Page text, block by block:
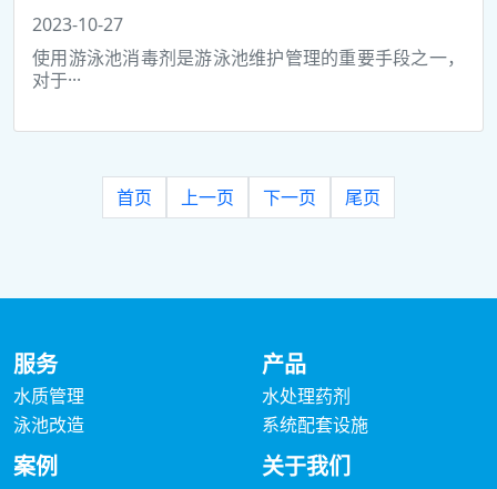
2023-10-27
使用游泳池消毒剂是游泳池维护管理的重要手段之一，
对于···
首页 上一页 下一页 尾页
服务
水质管理
泳池改造
产品
水处理药剂
系统配套设施
案例 关于我们